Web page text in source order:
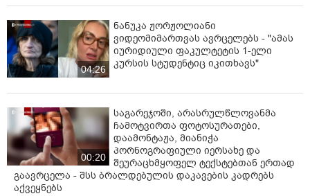
04:26
ნანუკა ჟორჟოლიანი
ვიდეომიმართვას ავრცელებს - "ამას
იურიდიული ფაკულტეტის 1-ელი
კურსის სტუდენტიც იკითხავს"
00:20
საგარეჯოში, არასრულწლოვანმა
ჩამოტვირთა ფოტოსურათები,
დაამონტაჟა, მიანიჭა
პორნოგრაფიული იერსახე და
შეურაცხმყოფელ ტექსტებთან ერთად
გაავრცელა - შსს ბრალდებულის დაკავების კადრებს
აქვეყნებს